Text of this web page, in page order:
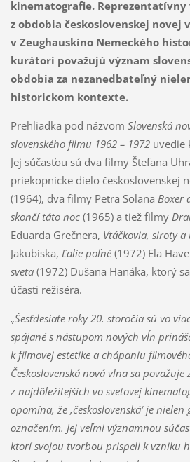
kinematografie.
z obdobia československej novej
v Zeughauskino Nemeckého
kurátori považujú význam
obdobia za nezanedbateľný
historickom kontexte.
Prehliadka pod názvom Slovenská
slovenského filmu 1962 – 1972uvedie
Jej súčasťou sú dva filmy Štefana
priekopnícke dielo československej
(1964), dva filmy Petra Solana Boxer
skončí táto noc(1965) a tiež filmy
Eduarda Grečnera, Vtáčkovia, siroty
Jakubiska, Ľalie poľné(1972) Ela
sveta (1972) Dušana Hanáka, ktorý
účasti režiséra.
„Šesťdesiate roky 20. storočia sú vo
spájané s nástupom nových vĺn
k filmovej estetike a chápaniu
Československá nová vlna sa považuje
z najdôležitejších vo svetovej
opomína, že ,československá‘je nielen
označením. Jej veľmi významnou
ktorí svojou tvorbou prispeli k vzniku